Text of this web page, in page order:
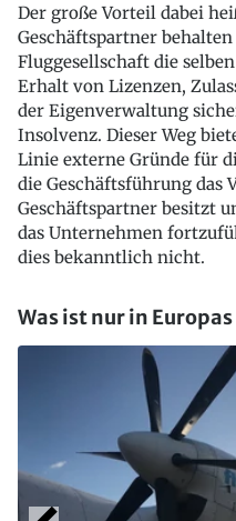
Der große Vorteil dabei
Geschäftspartner
Fluggesellschaft die
Erhalt von Lizenzen,
der Eigenverwaltung
Insolvenz. Dieser Weg
Linie externe Gründe für
die Geschäftsführung das
Geschäftspartner besitzt
das Unternehmen
dies bekanntlich nicht.
Was ist nur in